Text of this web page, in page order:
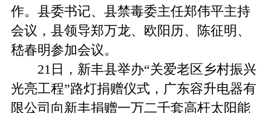
作。县委书记、县禁毒委主任郑伟平主持
会议，县领导郑万龙、欧阳历、陈征明、
嵇春明参加会议。
21日，新丰县举办“关爱老区乡村振兴
光亮工程”路灯捐赠仪式，广东容升电器有
限公司向新丰捐赠一万二千套高杆太阳能